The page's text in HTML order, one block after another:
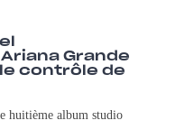
Grande
contrôle de
huitième album studio